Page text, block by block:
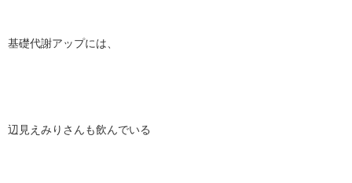
基礎代謝アップには、
辺見えみりさんも飲んでいる